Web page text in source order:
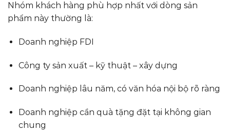
Nhóm khách hàng phù hợp nhất với dòng sản
phẩm này thường là:
Doanh nghiệp FDI
Công ty sản xuất – kỹ thuật – xây dựng
Doanh nghiệp lâu năm, có văn hóa nội bộ rõ ràng
Doanh nghiệp cần quà tặng đặt tại không gian
chung